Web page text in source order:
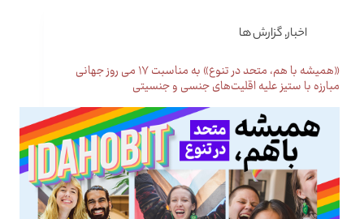
اخبار,گزارش ها
«همیشه با هم، متحد در تنوع» به مناسبت ۱۷ می روز جهانی
مبارزه با ستیز علیه اقلیت‌های جنسی و جنسیتی